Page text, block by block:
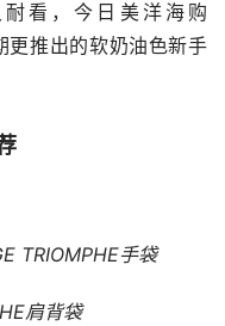
看，今日美洋海购
推出的软奶油色新手
TRIOMPHE手袋
肩背袋